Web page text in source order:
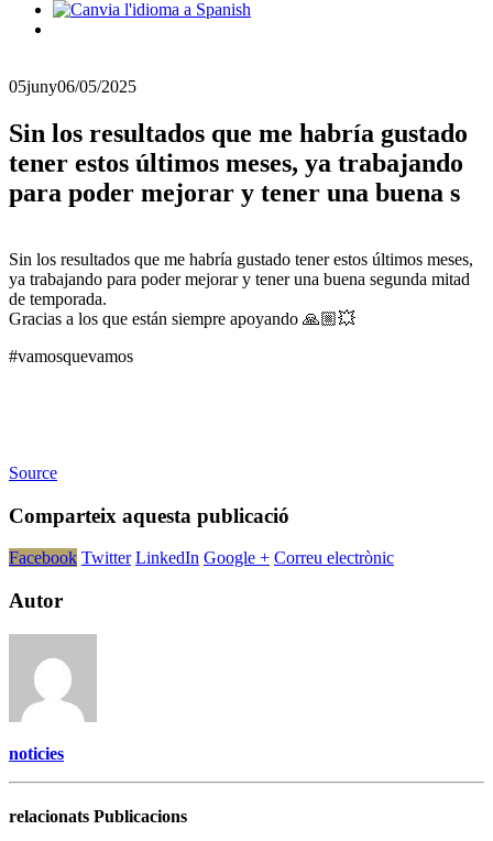
05juny06/05/2025
Sin los resultados que me habría gustado
tener estos últimos meses, ya trabajando
para poder mejorar y tener una buena s
Sin los resultados que me habría gustado tener estos últimos meses,
ya trabajando para poder mejorar y tener una buena segunda mitad
de temporada.
Gracias a los que están siempre apoyando 🙏🏼💥
#vamosquevamos
Source
Comparteix aquesta publicació
Facebook Twitter LinkedIn Google + Correu electrònic
Autor
noticies
relacionats Publicacions